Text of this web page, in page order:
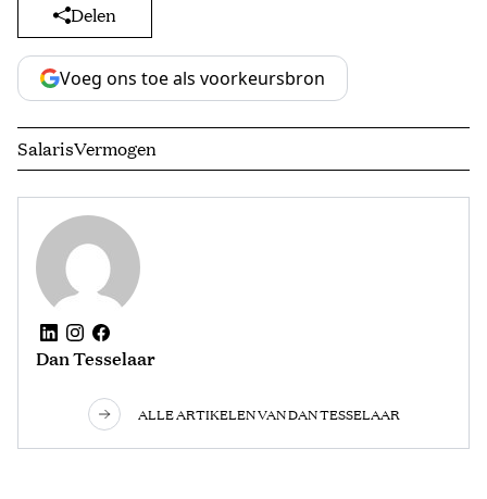
Delen
Voeg ons toe als voorkeursbron
SalarisVermogen
Dan Tesselaar
ALLE ARTIKELEN VAN DAN TESSELAAR